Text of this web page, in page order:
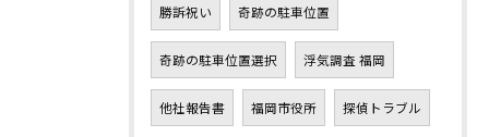
勝訴祝い 奇跡の駐車位置
奇跡の駐車位置選択 浮気調査 福岡
他社報告書 福岡市役所 探偵トラブル